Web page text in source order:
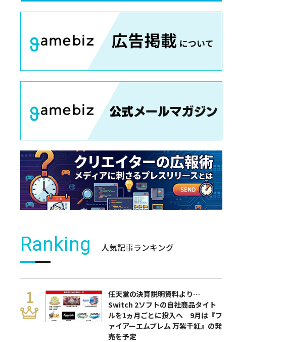
Ranking 人気記事ランキング
任天堂の決算説明資料より…
Switch 2ソフトの自社商品タイト
ルを1ヵ月ごとに投入へ 9月は『フ
ァイアーエムブレム 万紫千紅』の発
売を予定